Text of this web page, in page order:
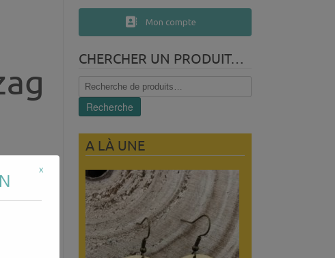
Mon compte
CHERCHER UN PRODUIT…
Recherche
pour :
Recherche
A LÀ UNE
x